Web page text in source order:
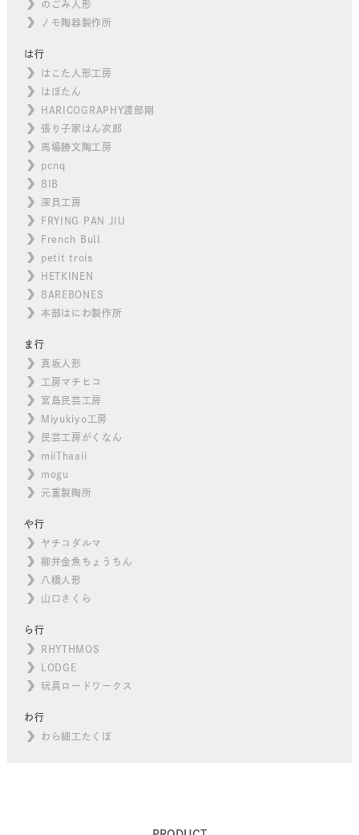
のごみ人形
ノモ陶器製作所
は行
はこた人形工房
はぼたん
HARICOGRAPHY渡部剛
張り子家はん次郎
馬場勝文陶工房
pcnq
BIB
深貝工房
FRYING PAN JIU
French Bull
petit trois
HETKINEN
BAREBONES
本部はにわ製作所
ま行
真坂人形
工房マチヒコ
宮島民芸工房
Miyukiyo工房
民芸工房がくなん
miiThaaii
mogu
元重製陶所
や行
ヤチコダルマ
柳井金魚ちょうちん
八橋人形
山口さくら
ら行
RHYTHMOS
LODGE
玩具ロードワークス
わ行
わら細工たくぼ